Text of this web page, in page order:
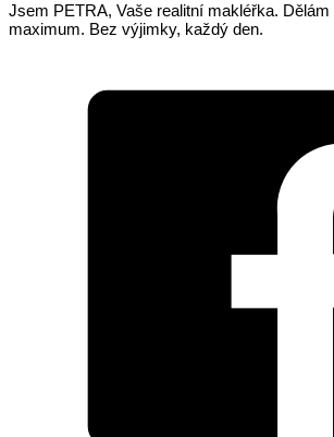
Jsem PETRA, Vaše realitní makléřka.
maximum. Bez výjimky, každý den.